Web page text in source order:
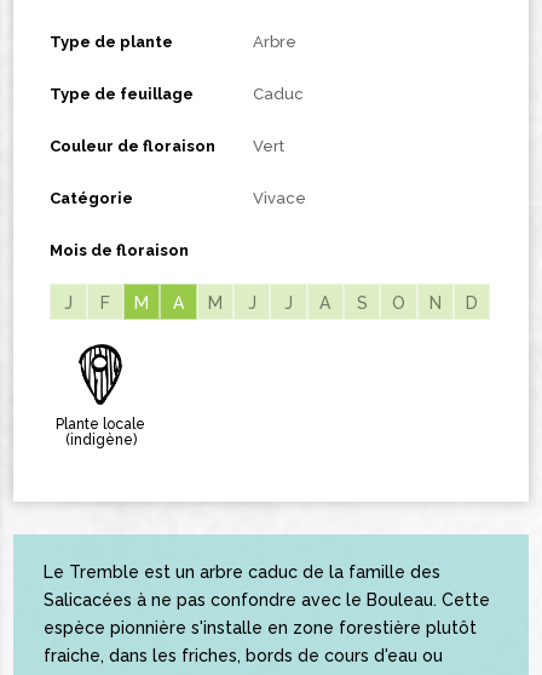
Type de plante Arbre
Type de feuillage Caduc
Couleur de floraison Vert
Catégorie Vivace
Mois de floraison
J F M A M J J A S O N D
M A
Plante locale
(indigène)
Le Tremble est un arbre caduc de la famille des
Salicacées à ne pas confondre avec le Bouleau. Cette
espèce pionnière s'installe en zone forestière plutôt
fraiche, dans les friches, bords de cours d'eau ou